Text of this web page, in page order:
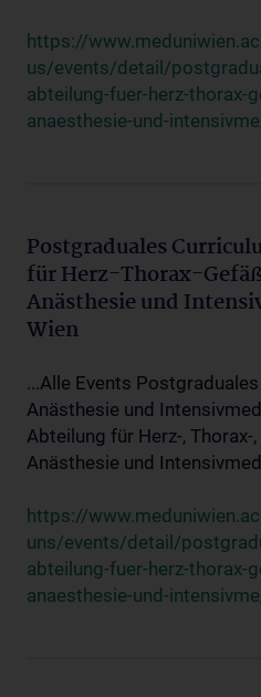
https://
us/events/detail/
abteilung-fuer-herz-thorax-
anaesthesie-und-
Postgraduales
für Herz-Thorax-
Anästhesie und
Wien
...Alle Events
Anästhesie und
Abteilung für Herz-,
Anästhesie und
https://
uns/events/detail/
abteilung-fuer-herz-thorax-
anaesthesie-und-